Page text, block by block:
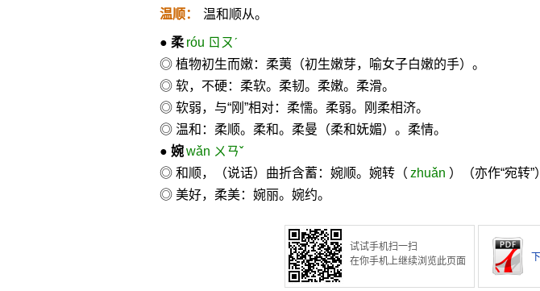
温顺： 温和顺从。
● 柔 róu ㄖㄡˊ
◎ 植物初生而嫩：柔荑（初生嫩芽，喻女子白嫩的手）。
◎ 软，不硬：柔软。柔韧。柔嫩。柔滑。
◎ 软弱，与“刚”相对：柔懦。柔弱。刚柔相济。
◎ 温和：柔顺。柔和。柔曼（柔和妩媚）。柔情。
● 婉 wǎn ㄨㄢˇ
◎ 和顺，（说话）曲折含蓄：婉顺。婉转（ zhuǎn ）（亦作“宛转”
◎ 美好，柔美：婉丽。婉约。
试试手机扫一扫
在你手机上继续浏览此页面